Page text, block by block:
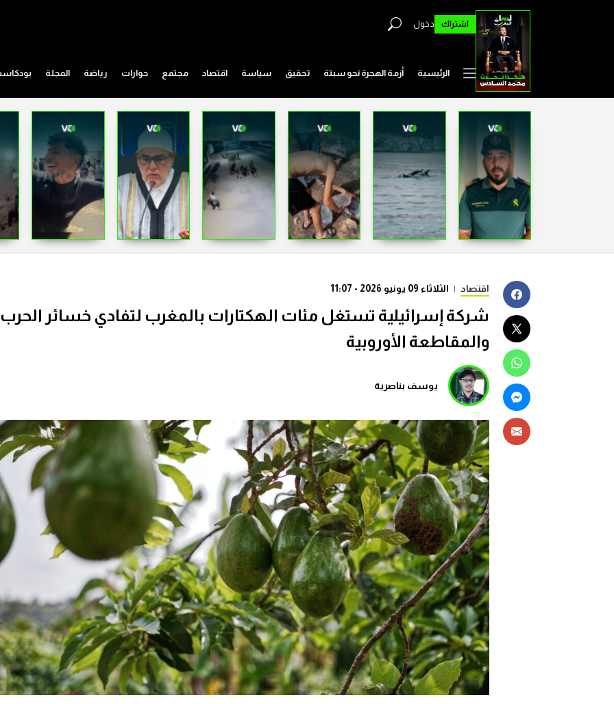
اشتراك دخول
الرئيسية أزمة الهجرة نحو سبتة تحقيق سياسة اقتصاد مجتمع حوارات رياضة المجلة
اقتصاد | الثلاثاء 09 يونيو 2026 - 11:07
شركة إسرائيلية تستغل مئات الهكتارات بالمغرب لتفادي خسائر الحرب
والمقاطعة الأوروبية
يوسف بناصرية